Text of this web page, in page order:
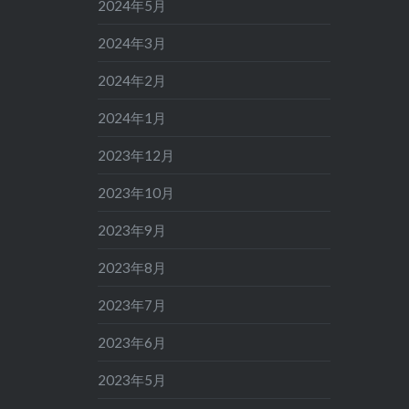
2024年5月
2024年3月
2024年2月
2024年1月
2023年12月
2023年10月
2023年9月
2023年8月
2023年7月
2023年6月
2023年5月